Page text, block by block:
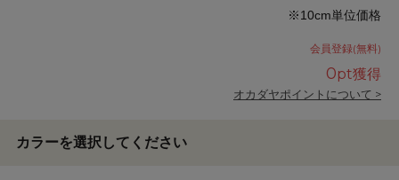
※10cm単位価格
会員登録(無料)
0pt獲得
オカダヤポイントについて >
カラーを選択してください